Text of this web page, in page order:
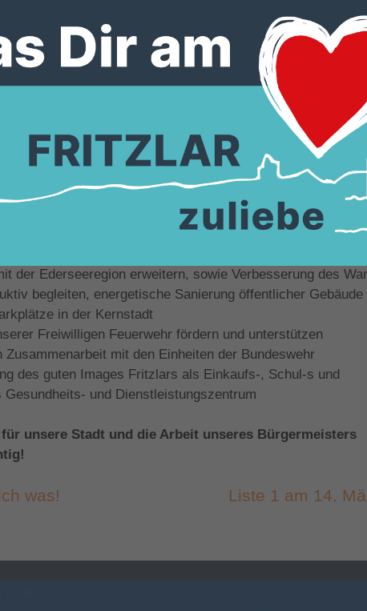
liebenswert geprägt. Dafür wollen
wir uns auch weiterhin
Stadt und Stadtteile erhalten und stärken
Finanzpolitik
in unseren Stadtteilen sichern Lebensqualität
und der Multifunktionshäuser
Altstadt
Betrieben zur Schaffung von Arbeitsplätzen
Wohnraum
ohne Einführung einer Straßenbeitragssatzung
und des Ehrenamtes
der guten Kinderbetreuungs- und
der Ederseeregion erweitern, sowie Verbesserung des
begleiten, energetische Sanierung öffentlicher Gebäude
in der Kernstadt
Freiwilligen Feuerwehr fördern und unterstützen
Zusammenarbeit mit den Einheiten der Bundeswehr
des guten Images Fritzlars als Einkaufs-, Schul-s und
und Dienstleistungszentrum
unsere Stadt und die Arbeit unseres Bürgermeisters
sich was! Liste 1 am 14. März